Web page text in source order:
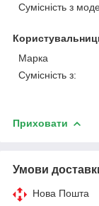
Сумісність з
Марка
Сумісність з:
Приховати
Умови
Нова Пошта